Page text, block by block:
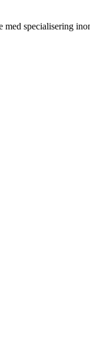
med specialisering